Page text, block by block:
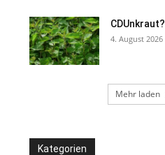
CDUnkraut?
4. August 2026
Mehr laden
Kategorien